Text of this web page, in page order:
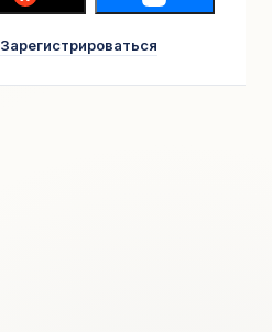
Зарегистрироваться